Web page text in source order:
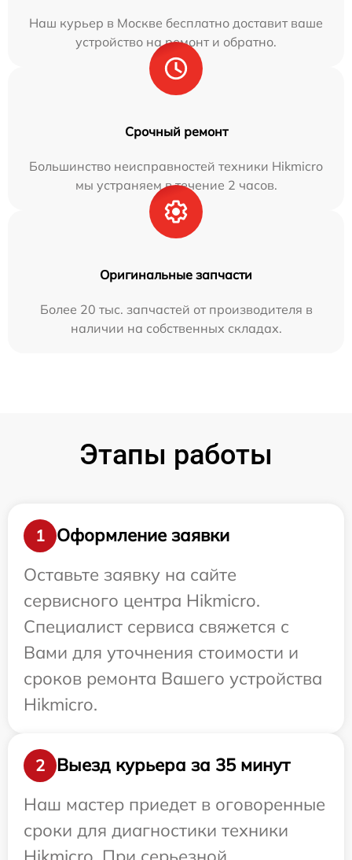
Наш курьер в Москве бесплатно доставит ваше
устройство на ремонт и обратно.
Срочный ремонт
Большинство неисправностей техники Hikmicro
мы устраняем в течение 2 часов.
Оригинальные запчасти
Более 20 тыс. запчастей от производителя в
наличии на собственных складах.
Этапы работы
1
Оформление заявки
Оставьте заявку на сайте
сервисного центра Hikmicro.
Специалист сервиса свяжется с
Вами для уточнения стоимости и
сроков ремонта Вашего устройства
Hikmicro.
2
Выезд курьера за 35 минут
Наш мастер приедет в оговоренные
сроки для диагностики техники